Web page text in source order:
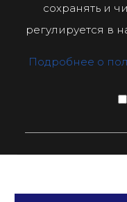
сохранять и
регулируется в
Подробнее о